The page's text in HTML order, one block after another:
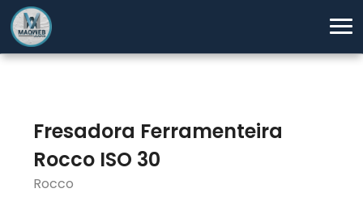
Fresadora Ferramenteira
Rocco ISO 30
Rocco